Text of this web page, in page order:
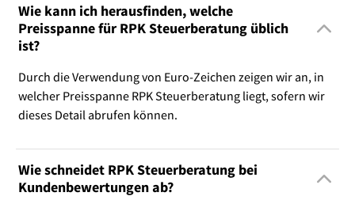
Wie kann ich herausfinden, welche
Preisspanne für RPK Steuerberatung üblich
ist?
Durch die Verwendung von Euro-Zeichen zeigen wir an, in
welcher Preisspanne RPK Steuerberatung liegt, sofern wir
dieses Detail abrufen können.
Wie schneidet RPK Steuerberatung bei
Kundenbewertungen ab?